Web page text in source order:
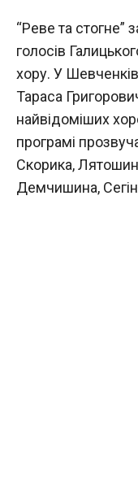
“Реве та стогне”
голосів
хору. У
Тараса
найвідоміших
програмі
Скорика,
Демчишина,